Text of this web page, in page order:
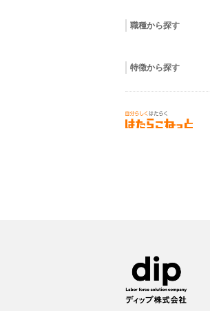
職種から探す
特徴から探す